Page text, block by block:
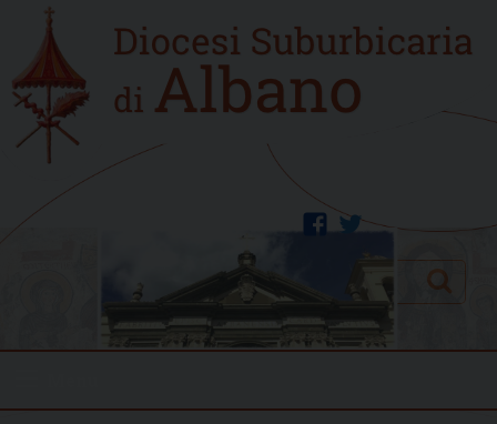
content
Home
new
twitter
facebook
Search